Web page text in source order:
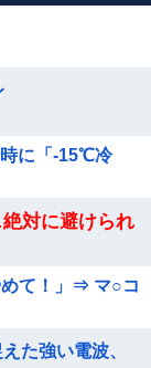
時に「-15℃冷
対に避けられ
て！」⇒ マ○コ
た強い電波、